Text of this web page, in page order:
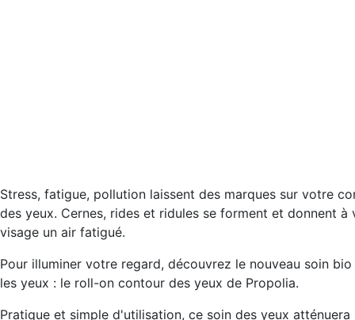
Stress, fatigue, pollution laissent des marques sur votre
des yeux. Cernes, rides et ridules se forment et donnent à
visage un air fatigué.
Pour illuminer votre regard, découvrez le nouveau soin
les yeux : le roll-on contour des yeux de Propolia.
Pratique et simple d'utilisation, ce soin des yeux atténuera